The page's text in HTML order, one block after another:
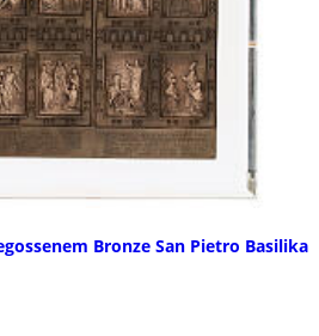
Bronze San Pietro Basilika